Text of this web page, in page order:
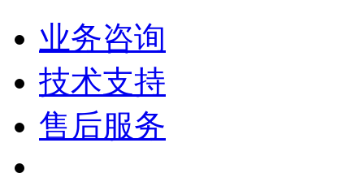
业务咨询
技术支持
售后服务